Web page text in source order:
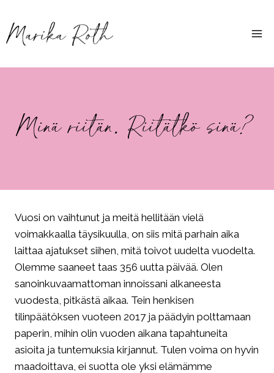
sisältöön
Minä riitän. Riitätkö sinä?
Vuosi on vaihtunut ja meitä hellitään vielä
voimakkaalla täysikuulla, on siis mitä parhain aika
laittaa ajatukset siihen, mitä toivot uudelta vuodelta.
Olemme saaneet taas 356 uutta päivää. Olen
sanoinkuvaamattoman innoissani alkaneesta
vuodesta, pitkästä aikaa. Tein henkisen
tilinpäätöksen vuoteen 2017 ja päädyin polttamaan
paperin, mihin olin vuoden aikana tapahtuneita
asioita ja tuntemuksia kirjannut. Tulen voima on hyvin
maadoittava, ei suotta ole yksi elämämme